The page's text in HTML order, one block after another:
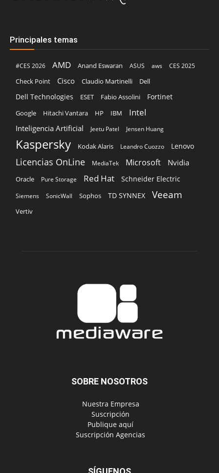
Principales temas
#CES 2026 AMD Anand Eswaran ASUS aws
CES 2025
Check Point
Cisco Claudio Martinelli Dell
Dell Technologies ESET Fabio Assolini Fortinet
Google Hitachi Vantara HP IBM Intel
Inteligencia Artificial Jeetu Patel Jensen Huang
Kaspersky Kodak Alaris Leandro Cuozzo Lenovo
Licencias OnLine MediaTek Microsoft Nvidia
Oracle Pure Storage Red Hat Schneider Electric
Siemens SonicWall Sophos TD SYNNEX Veeam
Vertiv
SOBRE NOSOTROS
‎ Nuestra Empresa
‎ Suscripción
‎ Publique aquí
‎ Suscripción Agencias